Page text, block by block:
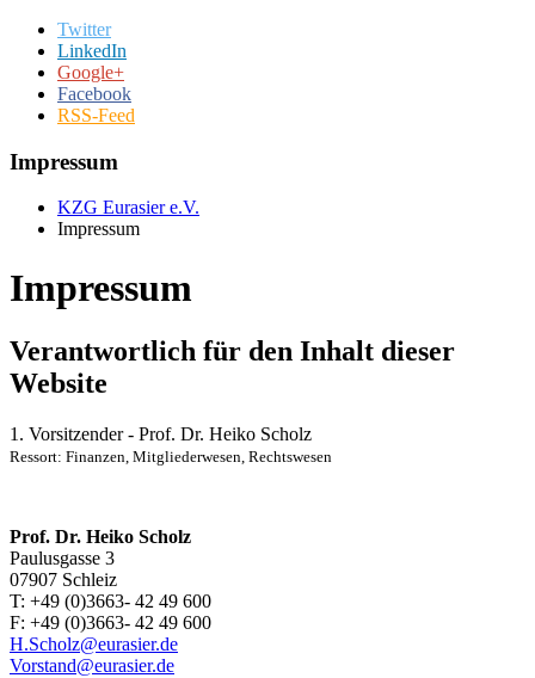
Twitter
LinkedIn
Google+
Facebook
RSS-Feed
Impressum
KZG Eurasier e.V.
Impressum
Impressum
Verantwortlich für den Inhalt dieser
Website
1. Vorsitzender - Prof. Dr. Heiko Scholz
Ressort: Finanzen, Mitgliederwesen, Rechtswesen
Prof. Dr. Heiko Scholz
Paulusgasse 3
07907 Schleiz
T: +49 (0)3663- 42 49 600
F: +49 (0)3663- 42 49 600
H.Scholz@eurasier.de
Vorstand@eurasier.de